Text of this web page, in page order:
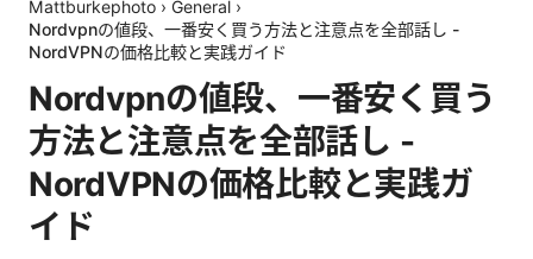
Mattburkephoto › General ›
Nordvpnの値段、一番安く買う方法と注意点を全部話し -
NordVPNの価格比較と実践ガイド
Nordvpnの値段、一番安く買う
方法と注意点を全部話し -
NordVPNの価格比較と実践ガ
イド